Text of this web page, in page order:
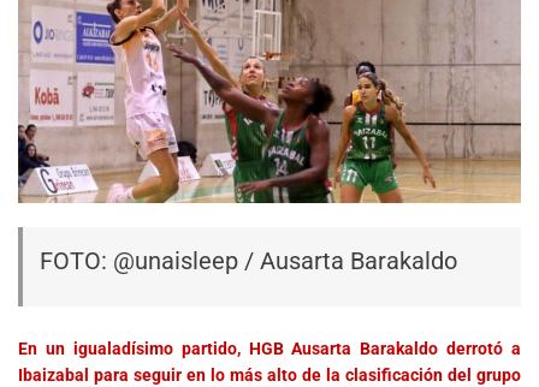
FOTO: @unaisleep / Ausarta Barakaldo
En un igualadísimo partido, HGB Ausarta Barakaldo derrotó a
Ibaizabal para seguir en lo más alto de la clasificación del grupo